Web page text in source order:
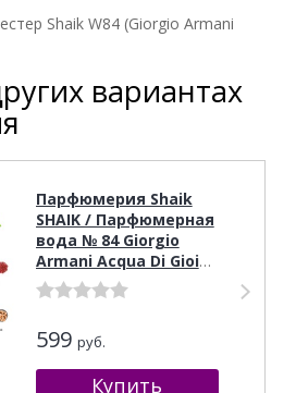
Shaik W84 (Giorgio Armani
вариантах
Парфюмерия Shaik
SHAIK / Парфюмерная
вода № 84 Giorgio
Armani Acqua Di Gioia,
20 мл.
599 руб.